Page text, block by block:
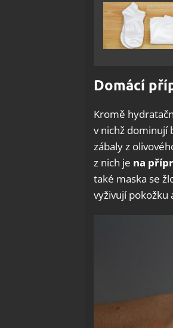
Domácí
Kromě
v nichž dominují
zábaly z
z nich je na
také maska se
vyživují pokožku